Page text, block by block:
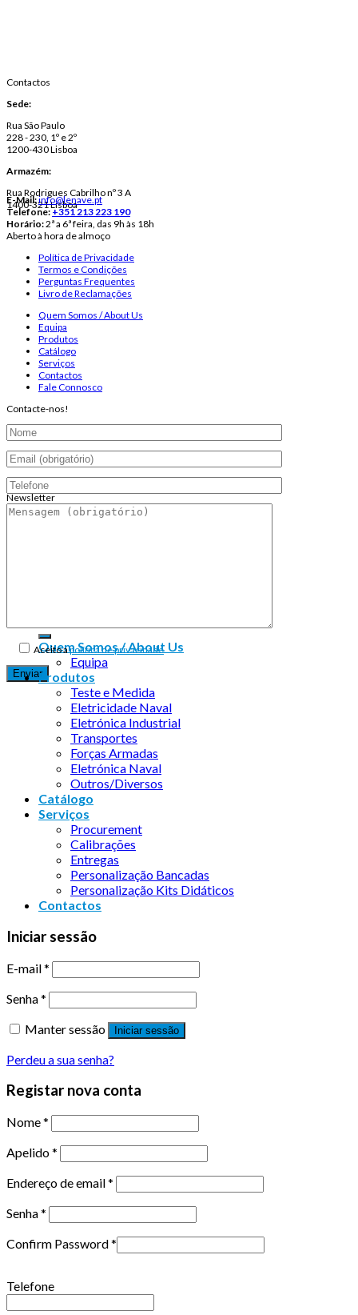
Contactos
Sede:
Rua São Paulo
228 - 230, 1º e 2º
1200-430 Lisboa
Armazém:
Rua Rodrigues Cabrilho nº 3 A
1400-321 Lisboa
E-Mail:info@lenave.pt
Telefone:+351 213 223 190
Horário:2ª a 6ª feira, das 9h às 18h
Aberto à hora de almoço
Política de Privacidade
Termos e Condições
Perguntas Frequentes
Livro de Reclamações
Quem Somos / About Us
Equipa
Produtos
Catálogo
Serviços
Contactos
Fale Connosco
Contacte-nos!
Aceito apolítica de privacidade
Newsletter
Endereço de email:
Quem Somos / About Us
Equipa
Produtos
Teste e Medida
Eletricidade Naval
Eletrónica Industrial
Transportes
Forças Armadas
Eletrónica Naval
Outros/Diversos
Catálogo
Serviços
Procurement
Calibrações
Entregas
Personalização Bancadas
Personalização Kits Didáticos
Contactos
Iniciar sessão
E-mail*
Senha*
Manter sessão
Iniciar sessão
Perdeu a sua senha?
Registar nova conta
Nome*
Apelido*
Endereço de email*
Senha*
Confirm Password*
Telefone